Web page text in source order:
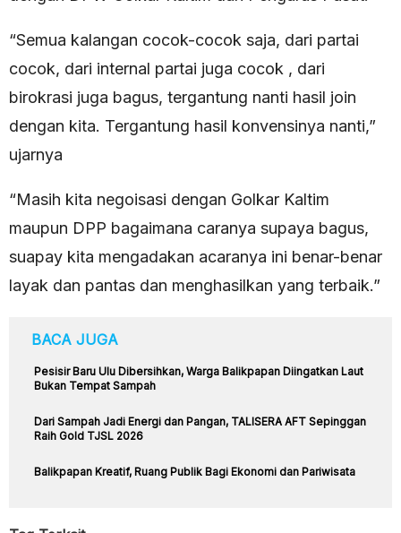
“Semua kalangan cocok-cocok saja, dari partai
cocok, dari internal partai juga cocok , dari
birokrasi juga bagus, tergantung nanti hasil join
dengan kita. Tergantung hasil konvensinya nanti,”
ujarnya
“Masih kita negoisasi dengan Golkar Kaltim
maupun DPP bagaimana caranya supaya bagus,
suapay kita mengadakan acaranya ini benar-benar
layak dan pantas dan menghasilkan yang terbaik.”
BACA JUGA
Pesisir Baru Ulu Dibersihkan, Warga Balikpapan Diingatkan Laut
Bukan Tempat Sampah
Dari Sampah Jadi Energi dan Pangan, TALISERA AFT Sepinggan
Raih Gold TJSL 2026
Balikpapan Kreatif, Ruang Publik Bagi Ekonomi dan Pariwisata